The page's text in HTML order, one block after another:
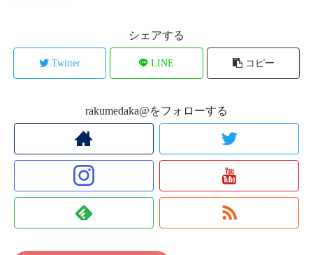
シェアする
Twitter LINE コピー
rakumedaka@をフォローする